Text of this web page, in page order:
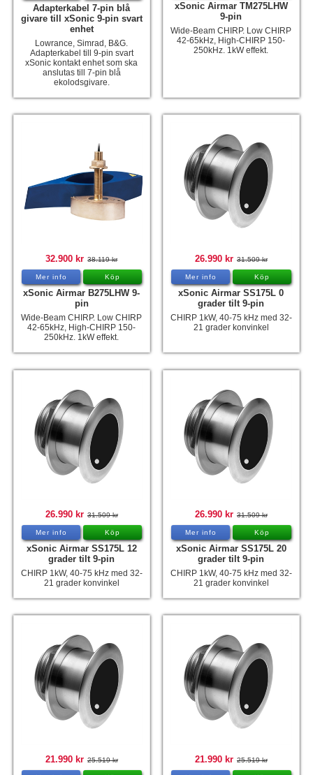
Adapterkabel 7-pin blå
givare till xSonic 9-pin svart
enhet
Lowrance, Simrad, B&G.
Adapterkabel till 9-pin svart
xSonic kontakt enhet som ska
anslutas till 7-pin blå
ekolodsgivare.
xSonic Airmar TM275LHW
9-pin
Wide-Beam CHIRP. Low CHIRP
42-65kHz, High-CHIRP 150-
250kHz. 1kW effekt.
32.900 kr 38.119 kr
Mer info Köp
xSonic Airmar B275LHW 9-
pin
Wide-Beam CHIRP. Low CHIRP
42-65kHz, High-CHIRP 150-
250kHz. 1kW effekt.
26.990 kr 31.509 kr
Mer info Köp
xSonic Airmar SS175L 0
grader tilt 9-pin
CHIRP 1kW, 40-75 kHz med 32-
21 grader konvinkel
26.990 kr 31.509 kr
Mer info Köp
xSonic Airmar SS175L 12
grader tilt 9-pin
CHIRP 1kW, 40-75 kHz med 32-
21 grader konvinkel
26.990 kr 31.509 kr
Mer info Köp
xSonic Airmar SS175L 20
grader tilt 9-pin
CHIRP 1kW, 40-75 kHz med 32-
21 grader konvinkel
21.990 kr 25.519 kr 21.990 kr 25.519 kr